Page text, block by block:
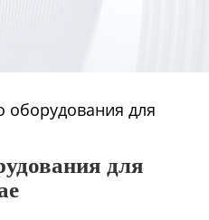
оборудования для
для